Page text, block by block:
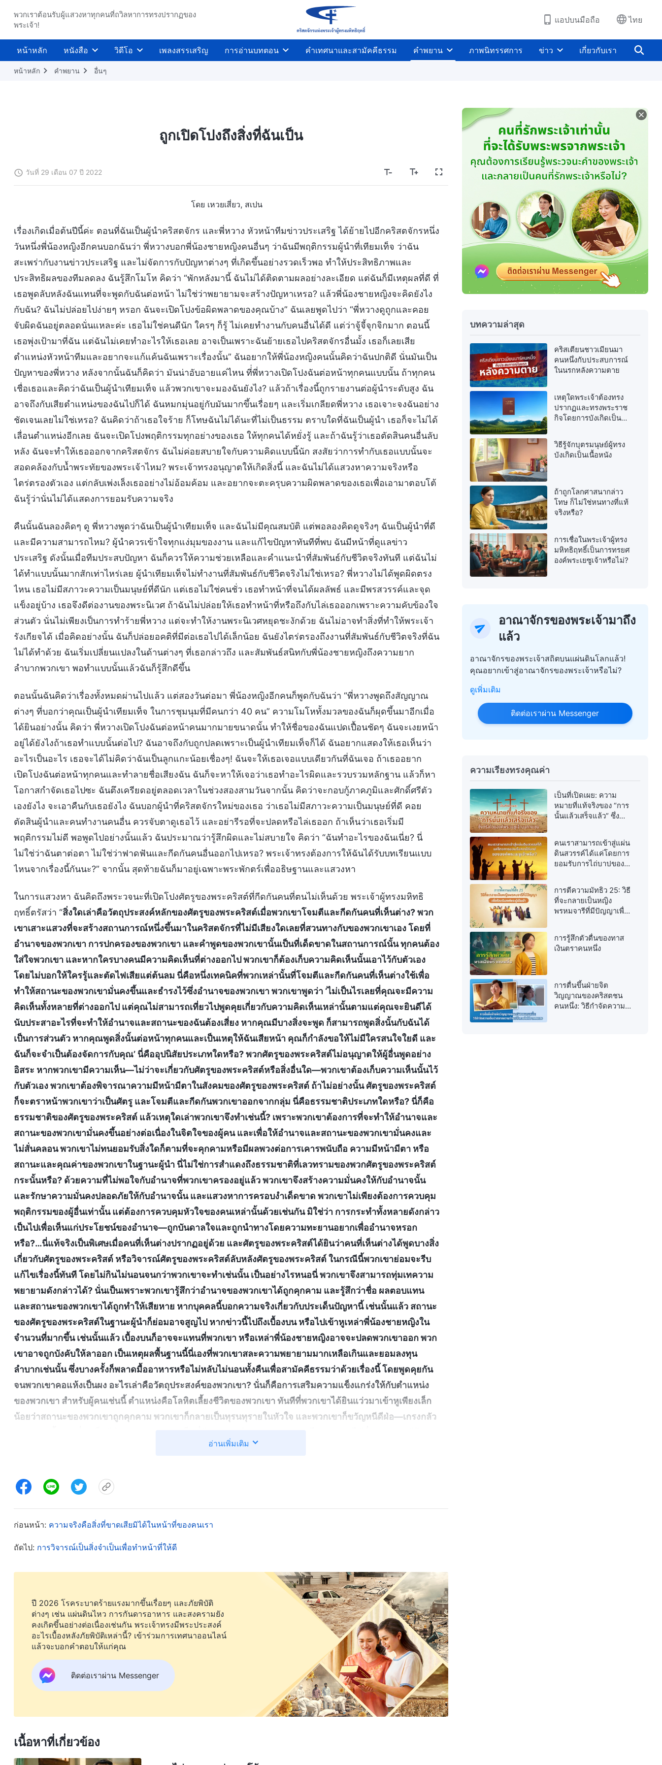
พวกเราต้อนรับผู้แสวงหาทุกคนที่ถวิลหาการทรงปรากฏของ
พระเจ้า!
แอปบนมือถือ ไทย
หน้าหลัก หนังสือ วิดีโอ เพลงสรรเสริญ การอ่านบทตอน คำเทศนาและสามัคคีธรรม คำพยาน ภาพนิทรรศการ ข่าว เกี่ยวกับเรา
หน้าหลัก คำพยาน อื่นๆ
ถูกเปิดโปงถึงสิ่งที่ฉันเป็น
วันที่ 29 เดือน 07 ปี 2022
โดย เหวยเสี่ยว, สเปน
เรื่องเกิดเมื่อต้นปีนี้ค่ะ ตอนที่ฉันเป็นผู้นำคริสตจักร และพี่หวาง หัวหน้าทีมข่าวประเสริฐ ได้ย้ายไปอีกคริสตจักรหนึ่ง
วันหนึ่งพี่น้องหญิงอีกคนบอกฉันว่า พี่หวางบอกพี่น้องชายหญิงคนอื่นๆ ว่าฉันมีพฤติกรรมผู้นำที่เทียมเท็จ ว่าฉัน
สะเพร่ากับงานข่าวประเสริฐ และไม่จัดการกับปัญหาต่างๆ ที่เกิดขึ้นอย่างรวดเร็วพอ ทำให้ประสิทธิภาพและ
ประสิทธิผลของทีมลดลง ฉันรู้สึกโมโห คิดว่า “พักหลังมานี้ ฉันไม่ได้ติดตามผลอย่างละเอียด แต่ฉันก็มีเหตุผลที่ดี ที่
เธอพูดลับหลังฉันแทนที่จะพูดกับฉันต่อหน้า ไม่ใช่ว่าพยายามจะสร้างปัญหาเหรอ? แล้วพี่น้องชายหญิงจะคิดยังไง
กับฉัน? ฉันไม่ปล่อยไปง่ายๆ หรอก ฉันจะเปิดโปงข้อผิดพลาดของคุณบ้าง” ฉันเลยพูดไปว่า “พี่หวางดูถูกและคอย
จับผิดฉันอยู่ตลอดนั่นแหละค่ะ เธอไม่ใช่คนดีนัก ใครๆ ก็รู้ ไม่เคยทำงานกับคนอื่นได้ดี แต่ว่าจู้จี้จุกจิกมาก ตอนนี้
เธอพุ่งเป้ามาที่ฉัน แต่ฉันไม่เคยทำอะไรให้เธอเลย อาจเป็นเพราะฉันย้ายเธอไปคริสตจักรอื่นมั้ง เธอก็เลยเสีย
ตำแหน่งหัวหน้าทีมและอยากจะแก้แค้นฉันเพราะเรื่องนั้น” ฉันอยากให้พี่น้องหญิงคนนั้นคิดว่าฉันปกติดี นั่นมันเป็น
ปัญหาของพี่หวาง หลังจากนั้นฉันก็คิดว่า มันน่าอับอายแค่ไหน ที่่พี่หวางเปิดโปงฉันต่อหน้าทุกคนแบบนั้น ถ้าทุกคน
เชื่อเธอและคิดว่าฉันเป็นผู้นำเทียมเท็จ แล้วพวกเขาจะมองฉันยังไง? แล้วถ้าเรื่องนี้ถูกรายงานต่อผู้นำระดับสูง ฉัน
อาจถึงกับเสียตำแหน่งของฉันไปก็ได้ ฉันหมกมุ่นอยู่กับมันมากขึ้นเรื่อยๆ และเริ่มเกลียดพี่หวาง เธอเจาะจงฉันอย่าง
ชัดเจนเลยไม่ใช่เหรอ? ฉันคิดว่าถ้าเธอใจร้าย ก็โทษฉันไม่ได้นะที่ไม่เป็นธรรม ตราบใดที่ฉันเป็นผู้นำ เธอก็จะไม่ได้
เลื่อนตำแหน่งอีกเลย ฉันจะเปิดโปงพฤติกรรมทุกอย่างของเธอ ให้ทุกคนได้หยั่งรู้ และถ้าฉันรู้ว่าเธอตัดสินคนอื่นลับ
หลัง ฉันจะทำให้เธอออกจากคริสตจักร ฉันไม่ค่อยสบายใจกับความคิดแบบนี้นัก สงสัยว่าการทำกับเธอแบบนั้นจะ
สอดคล้องกับน้ำพระทัยของพระเจ้าไหม? พระเจ้าทรงอนุญาตให้เกิดสิ่งนี้ และฉันไม่ได้แสวงหาความจริงหรือ
ไตร่ตรองตัวเอง แต่กลับเพ่งเล็งเธออย่างไม่อ้อมค้อม และอยากจะตะครุบความผิดพลาดของเธอเพื่อเอามาตอบโต้
ฉันรู้ว่านั่นไม่ได้แสดงการยอมรับความจริง
คืนนั้นฉันลองคิดๆ ดู พี่หวางพูดว่าฉันเป็นผู้นำเทียมเท็จ และฉันไม่มีคุณสมบัติ แต่พอลองคิดดูจริงๆ ฉันเป็นผู้นำที่ดี
และมีความสามารถไหม? ผู้นำควรเข้าใจทุกแง่มุมของงาน และแก้ไขปัญหาทันทีที่พบ ฉันมีหน้าที่ดูแลข่าว
ประเสริฐ ดังนั้นเมื่อทีมประสบปัญหา ฉันก็ควรให้ความช่วยเหลือและคำแนะนำที่สัมพันธ์กับชีวิตจริงทันที แต่ฉันไม่
ได้ทำแบบนั้นมากสักเท่าไหร่เลย ผู้นำเทียมเท็จไม่ทำงานที่สัมพันธ์กับชีวิตจริงไม่ใช่เหรอ? พี่หวางไม่ได้พูดผิดตรง
ไหน เธอไม่มีสภาวะความเป็นมนุษย์ที่ดีนัก แต่เธอไม่ใช่คนชั่ว เธอทำหน้าที่จนได้ผลลัพธ์ และมีพรสวรรค์และจุด
แข็งอยู่บ้าง เธอจึงดีต่องานของพระนิเวศ ถ้าฉันไม่ปล่อยให้เธอทำหน้าที่หรือถึงกับไล่เธอออกเพราะความคับข้องใจ
ส่วนตัว นั่นไม่เพียงเป็นการทำร้ายพี่หวาง แต่จะทำให้งานพระนิเวศหยุดชะงักด้วย ฉันไม่อาจทำสิ่งที่ทำให้พระเจ้า
รังเกียจได้ เมื่อคิดอย่างนั้น ฉันก็ปล่อยอคติที่มีต่อเธอไปได้เล็กน้อย ฉันยังไตร่ตรองถึงงานที่สัมพันธ์กับชีวิตจริงที่ฉัน
ไม่ได้ทำด้วย ฉันเริ่มเปลี่ยนแปลงในด้านต่างๆ ที่เธอกล่าวถึง และสัมพันธ์สนิทกับพี่น้องชายหญิงถึงความยาก
ลำบากพวกเขา พอทำแบบนั้นแล้วฉันก็รู้สึกดีขึ้น
ตอนนั้นฉันคิดว่าเรื่องทั้งหมดผ่านไปแล้ว แต่สองวันต่อมา พี่น้องหญิงอีกคนก็พูดกับฉันว่า “พี่หวางพูดถึงสัญญาณ
ต่างๆ ที่บอกว่าคุณเป็นผู้นำเทียมเท็จ ในการชุมนุมที่มีคนกว่า 40 คน” ความโมโหทั้งมวลของฉันก็ผุดขึ้นมาอีกเมื่อ
ได้ยินอย่างนั้น คิดว่า พี่หวางเปิดโปงฉันต่อหน้าคนมากมายขนาดนั้น ทำให้ชื่อของฉันแปดเปื้อนชัดๆ ฉันจะเงยหน้า
อยู่ได้ยังไงถ้าเธอทำแบบนั้นต่อไป? ฉันอาจถึงกับถูกปลดเพราะเป็นผู้นำเทียมเท็จก็ได้ ฉันอยากแสดงให้เธอเห็นว่า
อะไรเป็นอะไร เธอจะได้ไม่คิดว่าฉันเป็นลูกแกะน้อยเชื่องๆ! ฉันจะให้เธอเจอแบบเดียวกันที่ฉันเจอ ถ้าเธออยาก
เปิดโปงฉันต่อหน้าทุกคนและทำลายชื่อเสียงฉัน ฉันก็จะหาให้เจอว่าเธอทำอะไรผิดและรวบรวมหลักฐาน แล้วก็หา
โอกาสกำจัดเธอไปซะ ฉันตึงเครียดอยู่ตลอดเวลาในช่วงสองสามวันจากนั้น คิดว่าจะกอบกู้ภาคภูมิและศักดิ์ศรีตัว
เองยังไง จะเอาคืนกับเธอยังไง ฉันบอกผู้นำที่คริสตจักรใหม่ของเธอ ว่าเธอไม่มีสภาวะความเป็นมนุษย์ที่ดี คอย
ตัดสินผู้นำและคนทำงานคนอื่น ควรจับตาดูเธอไว้ และอย่ารีรอที่จะปลดหรือไล่เธออก ถ้าเห็นว่าเธอเริ่มมี
พฤติกรรมไม่ดี พอพูดไปอย่างนั้นแล้ว ฉันประมาณว่ารู้สึกผิดและไม่สบายใจ คิดว่า “ฉันทำอะไรของฉันเนี่ย? นี่
ไม่ใช่ว่าฉันตาต่อตา ไม่ใช่ว่าฟาดฟันและกีดกันคนอื่นออกไปเหรอ? พระเจ้าทรงต้องการให้ฉันได้รับบทเรียนแบบ
ไหนจากเรื่องนี้กันนะ?” จากนั้น สุดท้ายฉันก็มาอยู่เฉพาะพระพักตร์เพื่ออธิษฐานและแสวงหา
ในการแสวงหา ฉันคิดถึงพระวจนะที่เปิดโปงศัตรูของพระคริสต์ที่กีดกันคนที่ตนไม่เห็นด้วย พระเจ้าผู้ทรงมหิทธิ
ฤทธิ์ตรัสว่า “สิ่งใดเล่าคือวัตถุประสงค์หลักของศัตรูของพระคริสต์เมื่อพวกเขาโจมตีและกีดกันคนที่เห็นต่าง? พวก
เขาเสาะแสวงที่จะสร้างสถานการณ์หนึ่งขึ้นมาในคริสตจักรที่ไม่มีเสียงใดเลยที่สวนทางกับของพวกเขาเอง โดยที่
อำนาจของพวกเขา การปกครองของพวกเขา และคำพูดของพวกเขานั้นเป็นที่เด็ดขาดในสถานการณ์นั้น ทุกคนต้อง
ใส่ใจพวกเขา และหากใครบางคนมีความคิดเห็นที่ต่างออกไป พวกเขาก็ต้องเก็บความคิดเห็นนั้นเอาไว้กับตัวเอง
โดยไม่บอกให้ใครรู้และตัดไฟเสียแต่ต้นลม นี่คือหนึ่งเทคนิคที่พวกเหล่านั้นที่โจมตีและกีดกันคนที่เห็นต่างใช้เพื่อ
ทำให้สถานะของพวกเขามั่นคงขึ้นและธำรงไว้ซึ่งอำนาจของพวกเขา พวกเขาพูดว่า ‘ไม่เป็นไรเลยที่คุณจะมีความ
คิดเห็นทั้งหลายที่ต่างออกไป แต่คุณไม่สามารถเที่ยวไปพูดคุยเกี่ยวกับความคิดเห็นเหล่านั้นตามแต่คุณจะยินดีได้
นับประสาอะไรที่จะทำให้อำนาจและสถานะของฉันต้องเสี่ยง หากคุณมีบางสิ่งจะพูด ก็สามารถพูดสิ่งนั้นกับฉันได้
เป็นการส่วนตัว หากคุณพูดสิ่งนั้นต่อหน้าทุกคนและเป็นเหตุให้ฉันเสียหน้า คุณก็กำลังขอให้ไม่มีใครสนใจใยดี และ
ฉันก็จะจำเป็นต้องจัดการกับคุณ’ นี่คืออุปนิสัยประเภทใดหรือ? พวกศัตรูของพระคริสต์ไม่อนุญาตให้ผู้อื่นพูดอย่าง
อิสระ หากพวกเขามีความเห็น—ไม่ว่าจะเกี่ยวกับศัตรูของพระคริสต์หรือสิ่งอื่นใด—พวกเขาต้องเก็บความเห็นนั้นไว้
กับตัวเอง พวกเขาต้องพิจารณาความมีหน้ามีตาในสังคมของศัตรูของพระคริสต์ ถ้าไม่อย่างนั้น ศัตรูของพระคริสต์
ก็จะตราหน้าพวกเขาว่าเป็นศัตรู และโจมตีและกีดกันพวกเขาออกจากกลุ่ม นี่คือธรรมชาติประเภทใดหรือ? นี่ก็คือ
ธรรมชาติของศัตรูของพระคริสต์ แล้วเหตุใดเล่าพวกเขาจึงทำเช่นนี้? เพราะพวกเขาต้องการที่จะทำให้อำนาจและ
สถานะของพวกเขามั่นคงขึ้นอย่างต่อเนื่องในจิตใจของผู้คน และเพื่อให้อำนาจและสถานะของพวกเขามั่นคงและ
ไม่สั่นคลอน พวกเขาไม่ทนยอมรับสิ่งใดก็ตามที่จะคุกคามหรือมีผลพวงต่อการเคารพนับถือ ความมีหน้ามีตา หรือ
สถานะและคุณค่าของพวกเขาในฐานะผู้นำ นี่ไม่ใช่การสำแดงถึงธรรมชาติที่เลวทรามของพวกศัตรูของพระคริสต์
กระนั้นหรือ? ด้วยความที่ไม่พอใจกับอำนาจที่พวกเขาครองอยู่แล้ว พวกเขาจึงสร้างความมั่นคงให้กับอำนาจนั้น
และรักษาความมั่นคงปลอดภัยให้กับอำนาจนั้น และแสวงหาการครอบงำเด็ดขาด พวกเขาไม่เพียงต้องการควบคุม
พฤติกรรมของผู้อื่นเท่านั้น แต่ต้องการควบคุมหัวใจของคนเหล่านั้นด้วยเช่นกัน มิใช่ว่า การกระทำทั้งหลายดังกล่าว
เป็นไปเพื่อเห็นแก่ประโยชน์ของอำนาจ—ถูกบันดาลใจและถูกนำทางโดยความทะยานอยากเพื่ออำนาจหรอก
หรือ?…นี่แท้จริงเป็นพิเศษเมื่อคนที่เห็นต่างปรากฏอยู่ด้วย และศัตรูของพระคริสต์ได้ยินว่าคนที่เห็นต่างได้พูดบางสิ่ง
เกี่ยวกับศัตรูของพระคริสต์ หรือวิจารณ์ศัตรูของพระคริสต์ลับหลังศัตรูของพระคริสต์ ในกรณีนี้พวกเขาย่อมจะรีบ
แก้ไขเรื่องนี้ทันที โดยไม่กินไม่นอนจนกว่าพวกเขาจะทำเช่นนั้น เป็นอย่างไรหนอนี่ พวกเขาจึงสามารถทุ่มเทความ
พยายามดังกล่าวได้? นั่นเป็นเพราะพวกเขารู้สึกว่าอำนาจของพวกเขาได้ถูกคุกคาม และรู้สึกว่าชื่อ ผลตอบแทน
และสถานะของพวกเขาได้ถูกทำให้เสียหาย หากบุคคลนี้บอกความจริงเกี่ยวกับประเด็นปัญหานี้ เช่นนั้นแล้ว สถานะ
ของศัตรูของพระคริสต์ในฐานะผู้นำก็ย่อมอาจสูญไป หากข่าวนี้ไปถึงเบื้องบน หรือไปเข้าหูเหล่าพี่น้องชายหญิงใน
จำนวนที่มากขึ้น เช่นนั้นแล้ว เบื้องบนก็อาจจะแทนที่พวกเขา หรือเหล่าพี่น้องชายหญิงอาจจะปลดพวกเขาออก พวก
เขาอาจถูกบังคับให้ลาออก เป็นเหตุผลพื้นฐานนี้นี่เองที่พวกเขาสละความพยายามมากเหลือเกินและยอมลงทุน
ลำบากเช่นนั้น ซึ่งบางครั้งก็พลาดมื้ออาหารหรือไม่หลับไม่นอนทั้งคืนเพื่อสามัคคีธรรมว่าด้วยเรื่องนี้ โดยพูดคุยกัน
จนพวกเขาคอแห้งเป็นผง อะไรเล่าคือวัตถุประสงค์ของพวกเขา? นั่นก็คือการเสริมความแข็งแกร่งให้กับตำแหน่ง
ของพวกเขา สำหรับผู้คนเช่นนี้ ตำแหน่งคือโลหิตเลี้ยงชีวิตของพวกเขา ทันทีที่พวกเขาได้ยินแว่วมาเข้าหูเพียงเล็ก
น้อยว่าสถานะของพวกเขาถูกคุกคาม พวกเขาก็กลายเป็นทุรนทุรายในหัวใจ และพวกเขาก็ขวัญหนีดีฝ่อ—เกรงกลัว
เหนือกว่าที่สถานะของพวกเขามอบให้หรือผลประโยชน์ที่ได้รับอีกต่อไป จะไม่มีใครเลยที่จะปฏิบัติตามหรือติดตาม
เขา นี่คือสิ่งที่สุดจะทนได้สำหรับพวกเขา
สำหรับศัตรูของพระคริสต์แล้ว คนที่เห็นต่างคนนี้เป็นภัยคุกคามต่อสถานะและอำนาจของพวกเขา ใครก็ตามที่
คุกคามสถานะและอำนาจของพวกเขา ไม่สำคัญว่าผู้นั้นอาจเป็นใคร พวกศัตรูของพระคริสต์ย่อมจะพยายามจนสุด
ทุกทางเพื่อ ‘จัดการ’ พวกเขา หากไม่สามารถบังคับผู้คนเหล่านี้ให้เชื่อฟังหรือรวมผู้คนเหล่านี้เข้ากับกำลังบังคับของ
พวกเขาเองได้ เช่นนั้นแล้ว พวกศัตรูของพระคริสต์ย่อมจะโค่นอำนาจพวกเขาหรือชำระล้างพวกเขาออกไป สุดท้าย
หนึ่งในเทคนิคที่พวกศัตรูของพระคริสต์ใช้จนติดเป็นนิสัยเพื่อธำรงไว้ซึ่งสถานะของพวกเขา—พวกเขาโจมตีและ
(“พวกเขาโจมตีและกีดกันคนที่เห็นต่าง” ใน การเปิดโปงศัตรูของพระคริสต์)พระวจนะสะเทือนอา
รมณ์จริงๆ ทำให้ฉันกลัว ฉันไม่ได้รู้เลยว่าฉันสามารถฟาดฟันและกีดกันใครสักคนได้เพื่อชื่อและสถานะของฉัน
และฉันทำชั่วอย่างศัตรูพระคริสต์ พอได้ยินว่าพี่หวางบอกคนอื่นๆ ว่าฉันไม่ได้ทำงานที่สัมพันธ์กับชีวิตจริง ฉันก็ไม่
ยอมรับมันจากพระเจ้าหรือไตร่ตรองตนเอง ฉันไม่ได้คิดว่ามันเป็นความจริงหรือไม่ คิดแค่ว่าเธอพุ่งเป้าเจาะจงฉัน
และตัดสินฉันลับหลัง ทำร้ายความภาคภูมิใจของฉัน ฉันก็เลยเริ่มไม่ชอบเธอและแบกความคับข้องใจไว้ ถึงกับ
อยากจะฟาดฟันเธอ จากนั้นพอฉันได้รู้ว่าเธอเปิดโปงฉันที่การชุมนุมที่มีคนมากขึ้น ฉันยิ่งเกลียดเธอมากกว่าเดิม
ฉันอยากกอบกู้ความภาคภูมิใจและตำแหน่ง ก็เลยเอาการฝ่าฝืนในอดีตของเธอมาทำให้เป็นเรื่องใหญ่ ให้คนอื่นๆ
คิดว่าเธอไม่มีสภาวะความเป็นมนุษย์ที่ดี และบอกปัดเธอ ฉันถึงกับรวบรวมสิ่งต่างๆ ที่เธอเคยทำและนำไปบอกผู้นำ
ปัจจุบันของเธอ เพื่อให้เธอถูกไล่ออก ฉันตระหนักดีว่าเธอมีพรสวรรค์และจุดแข็ง และทำหน้าที่ของเธอเองได้ดี รู้
ว่าเธอเหมาะสมที่จะทำหน้าที่ในคริสตจักรต่อไป ฉันยังรู้ด้วยว่าพี่หวางเปิดเผยปัญหาจริงๆ ของฉัน แต่มันกระทบกับ
หน้าตาและสถานะของฉัน ฉันก็เลยเริ่มเห็นเธอเป็นผู้คัดค้าน ศัตรู และเป็นภัยคุกคามต่ออำนาจของฉัน ฉันต้องการ
อ่านเพิ่มเติม
ก่อนหน้า: ความจริงคือสิ่งที่ขาดเสียมิได้ในหน้าที่ของคนเรา
ถัดไป: การวิจารณ์เป็นสิ่งจำเป็นเพื่อทำหน้าที่ให้ดี
ปี 2026 โรคระบาดร้ายแรงมากขึ้นเรื่อยๆ และภัยพิบัติ
ต่างๆ เช่น แผ่นดินไหว การกันดารอาหาร และสงครามยัง
คงเกิดขึ้นอย่างต่อเนื่องเช่นกัน พระเจ้าทรงมีพระประสงค์
อะไรเบื้องหลังภัยพิบัติเหล่านี้? เข้าร่วมการเทศนาออนไลน์
แล้วจะบอกคำตอบให้แก่คุณ
ติดต่อเราผ่าน Messenger
เนื้อหาที่เกี่ยวข้อง
บทความล่าสุด
คริสเตียนชาวเมียนมา
คนหนึ่งกับประสบการณ์
ในนรกหลังความตาย
เหตุใดพระเจ้าต้องทรง
ปรากฏและทรงพระราช
กิจโดยการบังเกิดเป็น
วิธีรู้จักบุตรมนุษย์ผู้ทรง
บังเกิดเป็นเนื้อหนัง
ถ้าถูกโลกศาสนากล่าว
โทษ ก็ไม่ใช่หนทางที่แท้
จริงหรือ?
การเชื่อในพระเจ้าผู้ทรง
มหิทธิฤทธิ์เป็นการทรยศ
องค์พระเยซูเจ้าหรือไม่?
อาณาจักรของพระเจ้ามาถึง
แล้ว
อาณาจักรของพระเจ้าสถิตบนแผ่นดินโลกแล้ว!
คุณอยากเข้าสู่อาณาจักรของพระเจ้าหรือไม่?
ดูเพิ่มเติม
ติดต่อเราผ่าน Messenger
ความเรียงทรงคุณค่า
เป็นที่เปิดเผย: ความ
หมายที่แท้จริงของ “การ
นั้นแล้วเสร็จแล้ว” ซึ่ง
คนเราสามารถเข้าสู่แผ่น
ดินสวรรค์ได้แค่โดยการ
ยอมรับการไถ่บาปของ
การตีความมัทธิว 25: วิธี
ที่จะกลายเป็นหญิง
พรหมจารีที่มีปัญญาเพื่อ
การรู้สึกตัวตื่นของทาส
เงินตราคนหนึ่ง
การตื่นขึ้นฝ่ายจิต
วิญญาณของคริสตชน
คนหนึ่ง: วิธีกำจัดความ